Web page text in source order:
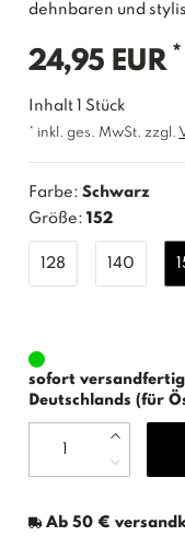
dehnbaren und
24,95 EUR *
Inhalt1Stück
* inkl. ges. MwSt. zzgl.
Farbe:Schwarz
Größe: 152
128 140
sofort
Deutschlands (für
Ab 50 €